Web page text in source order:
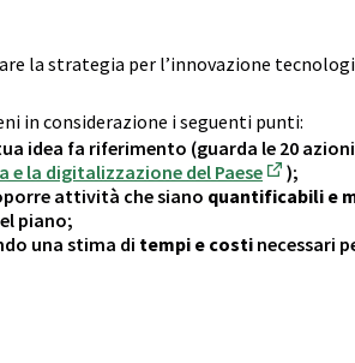
la strategia per l’innovazione
in considerazione i seguenti punti:
idea fa riferimento (guarda le 20
e la digitalizzazione del Paese
(External
);
attività che siano quantificabili e
piano;
una stima di tempi e costi necessari